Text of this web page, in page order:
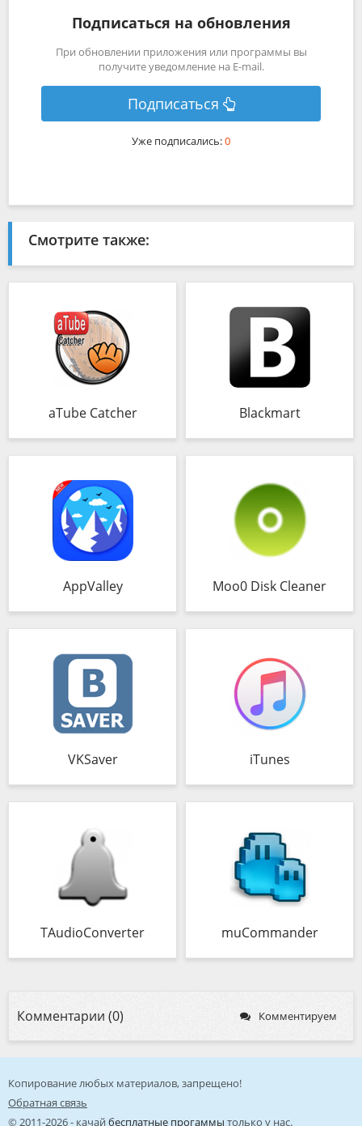
Подписаться на обновления
При обновлении приложения или программы вы
получите уведомление на E-mail.
Подписаться
Уже подписались:0
Смотрите также:
aTube Catcher Blackmart
AppValley Moo0 Disk Cleaner
VKSaver iTunes
TAudioConverter muCommander
Комментарии (0) Комментируем
Копирование любых материалов, запрещено!
Обратная связь
© 2011-2026 - качай бесплатные прогаммы только у нас.